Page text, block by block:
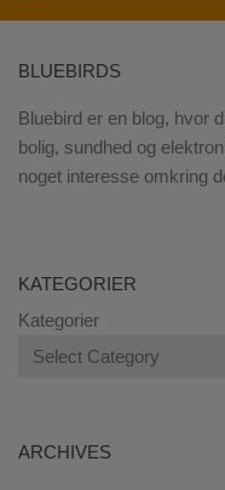
BLUEBIRDS
Bluebird er en blog, hvor
bolig, sundhed og
noget interesse omkring
KATEGORIER
Kategorier
ARCHIVES